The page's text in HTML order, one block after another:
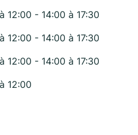
12:00 - 14:00 à 17:30
12:00 - 14:00 à 17:30
12:00 - 14:00 à 17:30
12:00